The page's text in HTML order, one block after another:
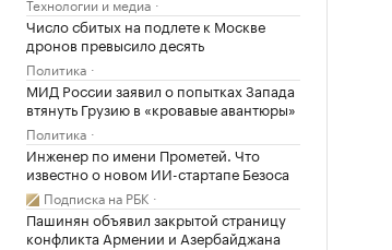
Число сбитых на подлете к Москве
дронов превысило десять
Политика
МИД России заявил о попытках Запада
втянуть Грузию в «кровавые авантюры»
Политика
Инженер по имени Прометей. Что
известно о новом ИИ-стартапе Безоса
Подписка на РБК
Пашинян объявил закрытой страницу
конфликта Армении и Азербайджана